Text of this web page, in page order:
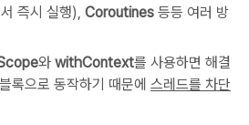
즉시 실행), Coroutines 등등 여러 방
와 withContext를 사용하면 해결
록으로 동작하기 때문에 스레드를 차단